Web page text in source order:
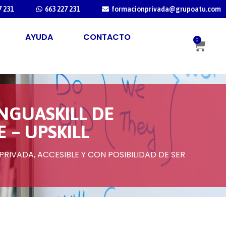
231 663 227 231 formacionprivada@grupoatu.com
AYUDA CONTACTO 0
DE
– UPSKILL
ACCESIBLE Y CON POSIBILIDAD DE SER